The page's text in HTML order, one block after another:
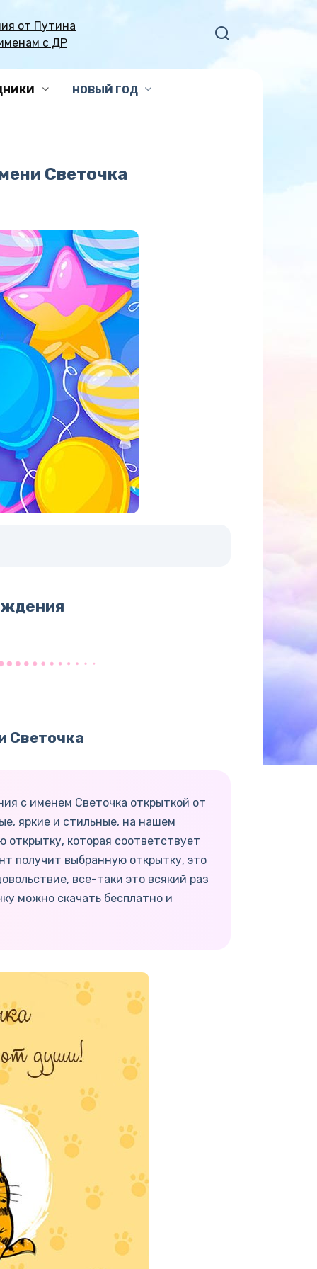
от Путина
с ДР
НОВЫЙ ГОД
Светочка
Светочка
с именем Светочка открыткой от
яркие и стильные, на нашем
которая соответствует
получит выбранную открытку, это
все-таки это всякий раз
можно скачать бесплатно и